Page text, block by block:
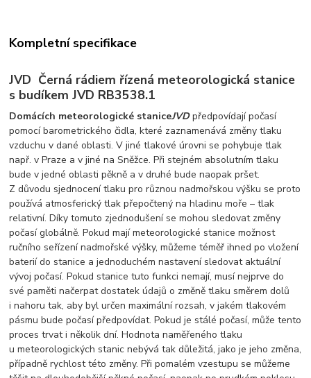
Kompletní specifikace
JVD Černá rádiem řízená meteorologická stanice
s budíkem JVD RB3538.1
Domácích meteorologické staniceJVDpředpovídají počasí
pomocí barometrického čidla, které zaznamenává změny tlaku
vzduchu v dané oblasti. V jiné tlakové úrovni se pohybuje tlak
např. v Praze a v jiné na Sněžce. Při stejném absolutním tlaku
bude v jedné oblasti pěkně a v druhé bude naopak pršet.
Z důvodu sjednocení tlaku pro různou nadmořskou výšku se proto
používá atmosferický tlak přepočtený na hladinu moře – tlak
relativní. Díky tomuto zjednodušení se mohou sledovat změny
počasí globálně. Pokud mají meteorologické stanice možnost
ručního seřízení nadmořské výšky, můžeme téměř ihned po vložení
baterií do stanice a jednoduchém nastavení sledovat aktuální
vývoj počasí. Pokud stanice tuto funkci nemají, musí nejprve do
své paměti načerpat dostatek údajů o změně tlaku směrem dolů
i nahoru tak, aby byl určen maximální rozsah, v jakém tlakovém
pásmu bude počasí předpovídat. Pokud je stálé počasí, může tento
proces trvat i několik dní. Hodnota naměřeného tlaku
u meteorologických stanic nebývá tak důležitá, jako je jeho změna,
případně rychlost této změny. Při pomalém vzestupu se můžeme